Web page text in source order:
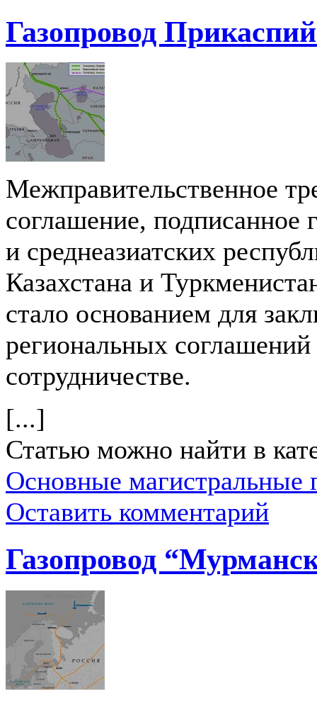
Газопровод
Межправительственное
соглашение, подписанное
и среднеазиатских
Казахстана и
стало основанием для
региональных соглашений
сотрудничестве.
[...]
Статью можно найти в
Основные магистральные
Оставить комментарий
Газопровод